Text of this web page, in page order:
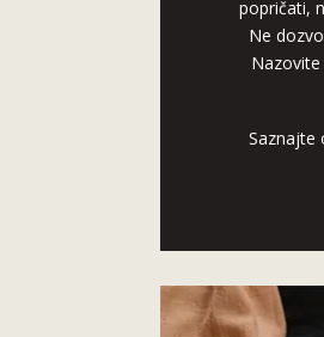
popričati,
Ne